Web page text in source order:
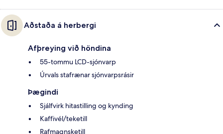
Aðstaða á herbergi
Afþreying við höndina
55-tommu LCD-sjónvarp
Úrvals stafrænar sjónvarpsrásir
Þægindi
Sjálfvirk hitastilling og kynding
Kaffivél/teketill
Rafmagnsketill